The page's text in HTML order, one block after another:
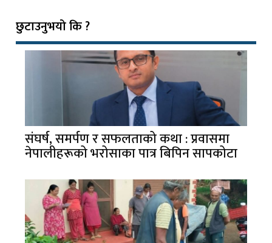
छुटाउनुभयो कि ?
संघर्ष, समर्पण र सफलताको कथा : प्रवासमा
नेपालीहरूको भरोसाका पात्र बिपिन सापकोटा